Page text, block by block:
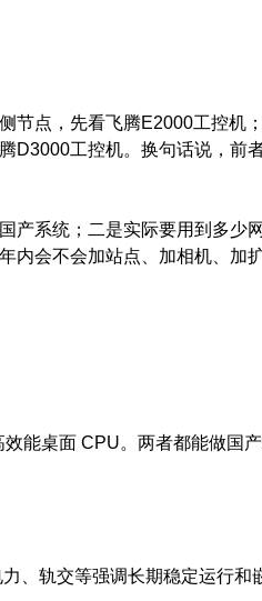
节点，先看飞腾E2000工控机
工控机。换句话说，前
产系统；二是实际要用到多少
内会不会加站点、加相机、加
能桌面 CPU。两者都能做国
、轨交等强调长期稳定运行和